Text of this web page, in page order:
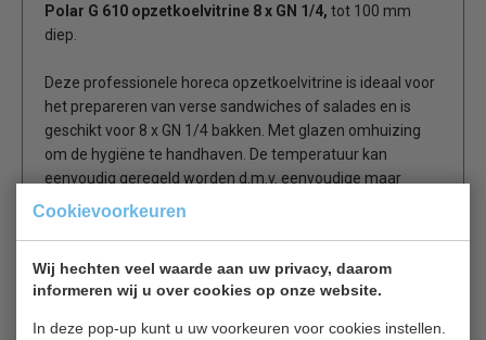
Cookievoorkeuren
Wij hechten veel waarde aan uw privacy, daarom
informeren wij u over cookies op onze website.
In deze pop-up kunt u uw voorkeuren voor cookies instellen.
Polar G 610 opzetkoelvitrine 8 x GN 1/4, tot 100 mm
diep.
Deze professionele horeca opzetkoelvitrine is ideaal voor
het prepareren van verse sandwiches of salades en is
geschikt voor 8 x GN 1/4 bakken. Met glazen omhuizing
om de hygiëne te handhaven. De temperatuur kan
eenvoudig geregeld worden d.m.v. eenvoudige maar
handige elektronische bediening en een ingebouwde
Statische koeling